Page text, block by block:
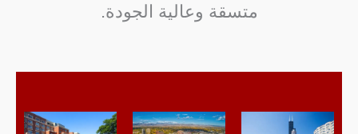
متسقة وعالية الجودة.